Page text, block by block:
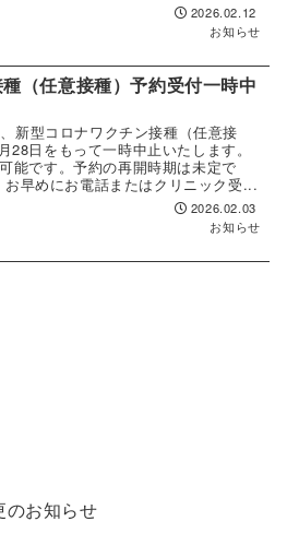
2026.02.12
お知らせ
（任意接種）予約受付一時中
新型コロナワクチン接種（任意接
日をもって一時中止いたします。
能です。予約の再開時期は未定で
早めにお電話またはクリニック受...
2026.02.03
お知らせ
のお知らせ